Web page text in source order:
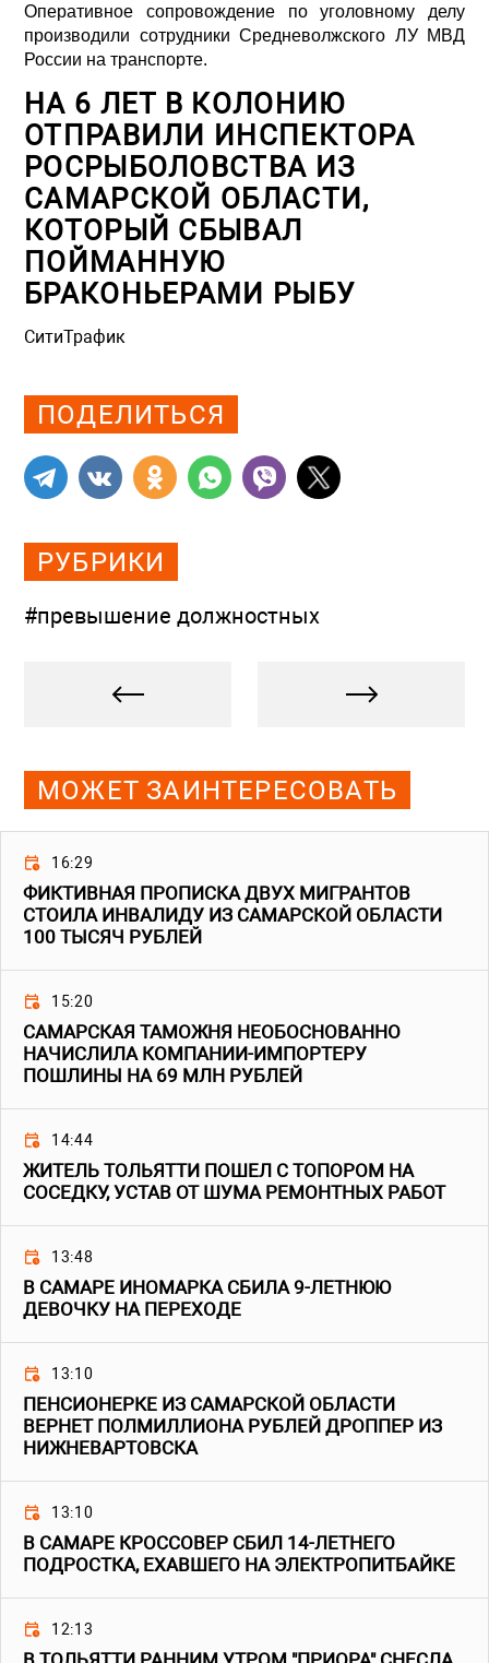
Оперативное сопровождение по уголовному делу
производили сотрудники Средневолжского ЛУ МВД
России на транспорте.
НА 6 ЛЕТ В КОЛОНИЮ
ОТПРАВИЛИ ИНСПЕКТОРА
РОСРЫБОЛОВСТВА ИЗ
САМАРСКОЙ ОБЛАСТИ,
КОТОРЫЙ СБЫВАЛ
ПОЙМАННУЮ
БРАКОНЬЕРАМИ РЫБУ
СитиТрафик
ПОДЕЛИТЬСЯ
РУБРИКИ
#превышение должностных
МОЖЕТ ЗАИНТЕРЕСОВАТЬ
16:29
ФИКТИВНАЯ ПРОПИСКА ДВУХ МИГРАНТОВ
СТОИЛА ИНВАЛИДУ ИЗ САМАРСКОЙ ОБЛАСТИ
100 ТЫСЯЧ РУБЛЕЙ
15:20
САМАРСКАЯ ТАМОЖНЯ НЕОБОСНОВАННО
НАЧИСЛИЛА КОМПАНИИ-ИМПОРТЕРУ
ПОШЛИНЫ НА 69 МЛН РУБЛЕЙ
14:44
ЖИТЕЛЬ ТОЛЬЯТТИ ПОШЕЛ С ТОПОРОМ НА
СОСЕДКУ, УСТАВ ОТ ШУМА РЕМОНТНЫХ РАБОТ
13:48
В САМАРЕ ИНОМАРКА СБИЛА 9-ЛЕТНЮЮ
ДЕВОЧКУ НА ПЕРЕХОДЕ
13:10
ПЕНСИОНЕРКЕ ИЗ САМАРСКОЙ ОБЛАСТИ
ВЕРНЕТ ПОЛМИЛЛИОНА РУБЛЕЙ ДРОППЕР ИЗ
НИЖНЕВАРТОВСКА
13:10
В САМАРЕ КРОССОВЕР СБИЛ 14-ЛЕТНЕГО
ПОДРОСТКА, ЕХАВШЕГО НА ЭЛЕКТРОПИТБАЙКЕ
12:13